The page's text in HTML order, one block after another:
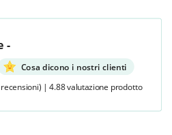
-
Cosa dicono i nostri clienti
| 4.88 valutazione prodotto